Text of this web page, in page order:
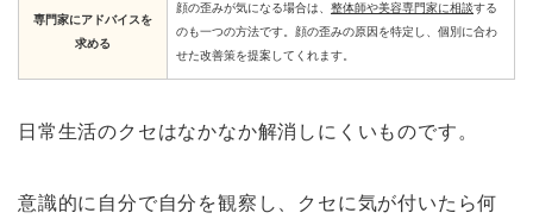
専門家にアドバイスを
求める
顔の歪みが気になる場合は、 整体師や美容専門家に相談する
のも一つの方法です。顔の歪みの原因を特定し、個別に合わ
せた改善策を提案してくれます。
日常生活のクセはなかなか解消しにくいものです。
意識的に自分で自分を観察し、クセに気が付いたら何